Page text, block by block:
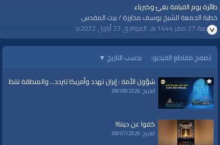
طائرة يوم القيامة بغيٌ وكبرياء
خطبة الجمعة للشيخ يوسف مخارزة / بيت المقدس
الجمعة 27 صفر 1444 هـ الموافق 23 أيلول 2022م
https://youtu.be/qmM69TW4MmM
=================
#قناة_الواقية
لمتابعة المزيد من إنتاجات قناة الواقية
https://www.youtube.com/user/AlwaqiyahTV?sub_confirmation=1
اشترك في القناة الرسمية على تليجرام:
الصفحة الرسمية لقناة الواقية على الفيسبوك
https://www.facebook.com/alwaqiyahtube
تصفح مقاطع الفيديو: بحسب التاريخ ▼
شؤون الأمة : إيران تهدد وأمريكا تتردد... والمنطقة تنتظر
التاريخ: 08/08/2026
كفوا عن ديننا!!
التاريخ: 08/07/2026